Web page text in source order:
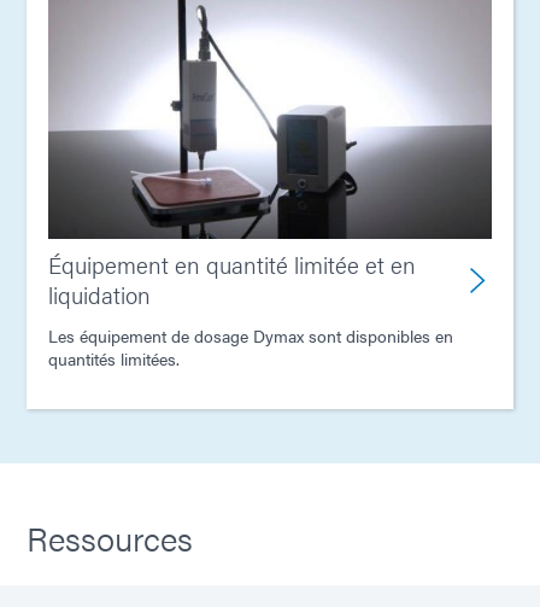
Équipement en quantité limitée et en
liquidation
Les équipement de dosage Dymax sont disponibles en
quantités limitées.
Ressources